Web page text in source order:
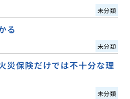
未分類
る
未分類
災保険だけでは不十分な理
未分類